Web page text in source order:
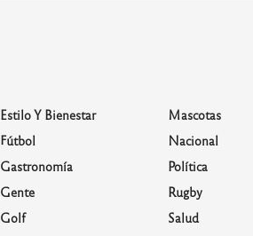
Estilo Y Bienestar
Fútbol
Gastronomía
Gente
Golf
Mascotas
Nacional
Política
Rugby
Salud